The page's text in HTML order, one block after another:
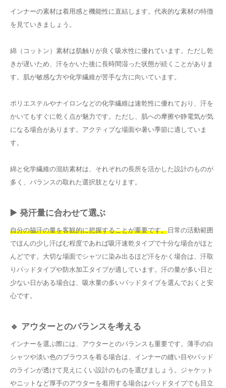
インナーの素材は着用感と機能性に直結します。代表的な素材の特徴
を見ていきましょう。
綿（コットン）素材は肌触りが良く吸水性に優れています。ただし乾
きが遅いため、汗をかいた後に長時間湿った状態が続くことがありま
す。肌が敏感な方や化学繊維が苦手な方に向いています。
ポリエステルやナイロンなどの化学繊維は速乾性に優れており、汗を
かいてもすぐに乾く点が魅力です。ただし、肌への摩擦や静電気が気
になる場合があります。アクティブな場面や暑い季節に適していま
す。
綿と化学繊維の混紡素材は、それぞれの長所を活かした設計のものが
多く、バランスの取れた選択肢となります。
▶️ 発汗量に合わせて選ぶ
自分の脇汗の量を客観的に把握することが重要です。 日常の活動範囲
でほんの少し汗ばむ程度であれば吸汗速乾タイプで十分な場合がほと
んどです。大切な場面でシャツに染み出るほど汗をかく場合は、汗取
りパッドタイプや防水加工タイプが適しています。汗の量が多い日と
少ない日がある場合は、吸水量の多いパッドタイプを選んでおくと安
心です。
🔹 アウターとのバランスを考える
インナーを選ぶ際には、アウターとのバランスも重要です。薄手の白
シャツや淡い色のブラウスを着る場合は、インナーの縫い目やパッド
のラインが透けて見えにくい設計のものを選びましょう。ジャケット
やニットなど厚手のアウターを着用する場合はパッドタイプでも目立